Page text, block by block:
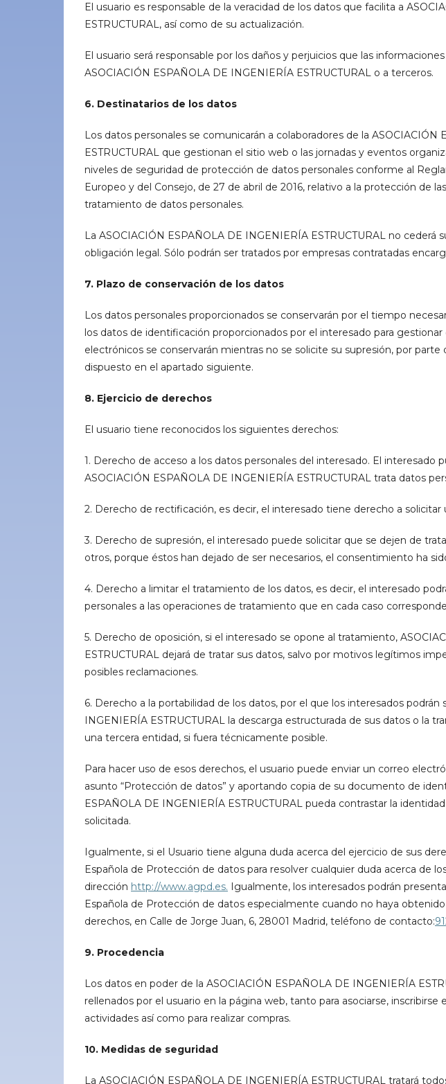
El usuario es responsable de la veracidad de los datos que facilita a
ESTRUCTURAL, así como de su actualización.
El usuario será responsable por los daños y perjuicios que las
ASOCIACIÓN ESPAÑOLA DE INGENIERÍA ESTRUCTURAL o a terceros.
6. Destinatarios de los datos
Los datos personales se comunicarán a colaboradores de la ASOCIACIÓN
ESTRUCTURAL que gestionan el sitio web o las jornadas y eventos
niveles de seguridad de protección de datos personales conforme al
Europeo y del Consejo, de 27 de abril de 2016, relativo a la protección de
tratamiento de datos personales.
La ASOCIACIÓN ESPAÑOLA DE INGENIERÍA ESTRUCTURAL no cederá
obligación legal. Sólo podrán ser tratados por empresas contratadas
7. Plazo de conservación de los datos
Los datos personales proporcionados se conservarán por el tiempo
los datos de identificación proporcionados por el interesado para
electrónicos se conservarán mientras no se solicite su supresión, por
dispuesto en el apartado siguiente.
8. Ejercicio de derechos
El usuario tiene reconocidos los siguientes derechos:
1. Derecho de acceso a los datos personales del interesado. El interesado
ASOCIACIÓN ESPAÑOLA DE INGENIERÍA ESTRUCTURAL trata datos
2. Derecho de rectificación, es decir, el interesado tiene derecho a
3. Derecho de supresión, el interesado puede solicitar que se dejen de
otros, porque éstos han dejado de ser necesarios, el consentimiento ha
4. Derecho a limitar el tratamiento de los datos, es decir, el interesado
personales a las operaciones de tratamiento que en cada caso
5. Derecho de oposición, si el interesado se opone al tratamiento,
ESTRUCTURAL dejará de tratar sus datos, salvo por motivos legítimos
posibles reclamaciones.
6. Derecho a la portabilidad de los datos, por el que los interesados podrán
INGENIERÍA ESTRUCTURAL la descarga estructurada de sus datos o la
una tercera entidad, si fuera técnicamente posible.
Para hacer uso de esos derechos, el usuario puede enviar un correo
asunto “Protección de datos” y aportando copia de su documento de
ESPAÑOLA DE INGENIERÍA ESTRUCTURAL pueda contrastar la
solicitada.
Igualmente, si el Usuario tiene alguna duda acerca del ejercicio de sus
Española de Protección de datos para resolver cualquier duda acerca de
dirección http://www.agpd.es. Igualmente, los interesados podrán
Española de Protección de datos especialmente cuando no haya
derechos, en Calle de Jorge Juan, 6, 28001 Madrid, teléfono de contacto:
9. Procedencia
Los datos en poder de la ASOCIACIÓN ESPAÑOLA DE INGENIERÍA
rellenados por el usuario en la página web, tanto para asociarse, inscribirse
actividades así como para realizar compras.
10. Medidas de seguridad
La ASOCIACIÓN ESPAÑOLA DE INGENIERÍA ESTRUCTURAL tratará